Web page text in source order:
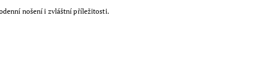
nošení i zvláštní příležitosti.